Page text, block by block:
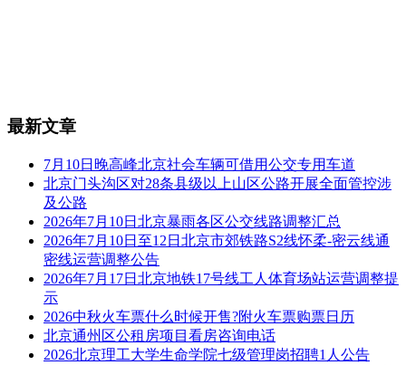
最新文章
7月10日晚高峰北京社会车辆可借用公交专用车道
北京门头沟区对28条县级以上山区公路开展全面管控涉
及公路
2026年7月10日北京暴雨各区公交线路调整汇总
2026年7月10日至12日北京市郊铁路S2线怀柔-密云线通
密线运营调整公告
2026年7月17日北京地铁17号线工人体育场站运营调整提
示
2026中秋火车票什么时候开售?附火车票购票日历
北京通州区公租房项目看房咨询电话
2026北京理工大学生命学院七级管理岗招聘1人公告